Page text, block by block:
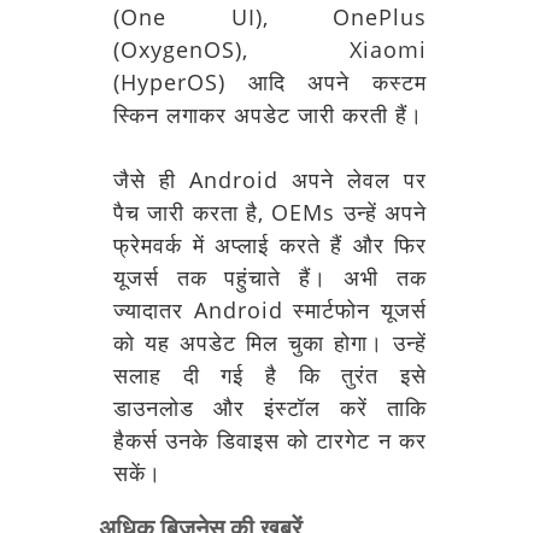
(One UI), OnePlus
(OxygenOS), Xiaomi
(HyperOS) आदि अपने कस्टम
स्किन लगाकर अपडेट जारी करती हैं।
जैसे ही Android अपने लेवल पर
पैच जारी करता है, OEMs उन्हें अपने
फ्रेमवर्क में अप्लाई करते हैं और फिर
यूजर्स तक पहुंचाते हैं। अभी तक
ज्यादातर Android स्मार्टफोन यूजर्स
को यह अपडेट मिल चुका होगा। उन्हें
सलाह दी गई है कि तुरंत इसे
डाउनलोड और इंस्टॉल करें ताकि
हैकर्स उनके डिवाइस को टारगेट न कर
सकें।